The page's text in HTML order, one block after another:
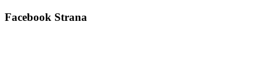
Facebook Strana